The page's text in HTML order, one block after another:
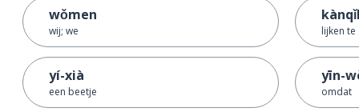
wǒmen
wij; we
yí-xià
een beetje
lijken te
yīn-
omdat